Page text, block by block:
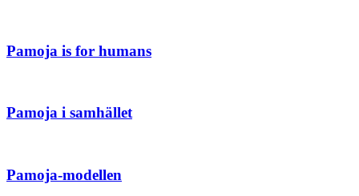
Pamoja is for humans
Pamoja i samhället
Pamoja-modellen